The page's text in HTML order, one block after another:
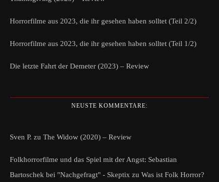
Horrorfilme aus 2023, die ihr gesehen haben solltet (Teil 2/2)
Horrorfilme aus 2023, die ihr gesehen haben solltet (Teil 1/2)
Die letzte Fahrt der Demeter (2023) – Review
NEUSTE KOMMENTARE:
Sven P. zu The Widow (2020) – Review
Folkhorrorfilme und das Spiel mit der Angst: Sebastian
Bartoschek bei "Nachgefragt" - Skeptix zu Was ist Folk Horror?